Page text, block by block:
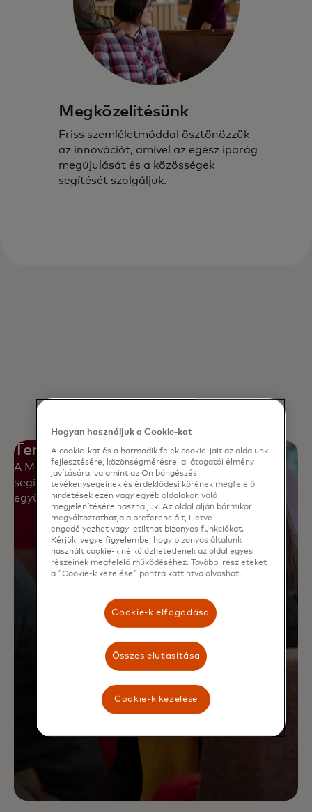
Megközelítésünk
Friss szemléletmóddal ösztönözzük
az innovációt, amivel az egész iparág
megújulását és a közösségek
segítését szolgáljuk.
Teret adunk az együttműködésnek
A Mastercardnál működő munkatársi közösségek
segítik az elmélyültebb kapcsolódást és az
együttműködést.
Hogyan használjuk a Cookie-kat
A cookie-kat és a harmadik felek cookie-jait az oldalunk
fejlesztésére, közönségmérésre, a látogatói élmény
javítására, valamint az Ön böngészési
tevékenységeinek és érdeklődési körének megfelelő
hirdetések ezen vagy egyéb oldalakon való
megjelenítésére használjuk. Az oldal alján bármikor
megváltoztathatja a preferenciáit, illetve
engedélyezhet vagy letilthat bizonyos funkciókat.
Kérjük, vegye figyelembe, hogy bizonyos általunk
használt cookie-k nélkülözhetetlenek az oldal egyes
részeinek megfelelő működéséhez. További részleteket
a "Cookie-k kezelése" pontra kattintva olvashat.
Cookie-k elfogadása
Összes elutasítása
Cookie-k kezelése